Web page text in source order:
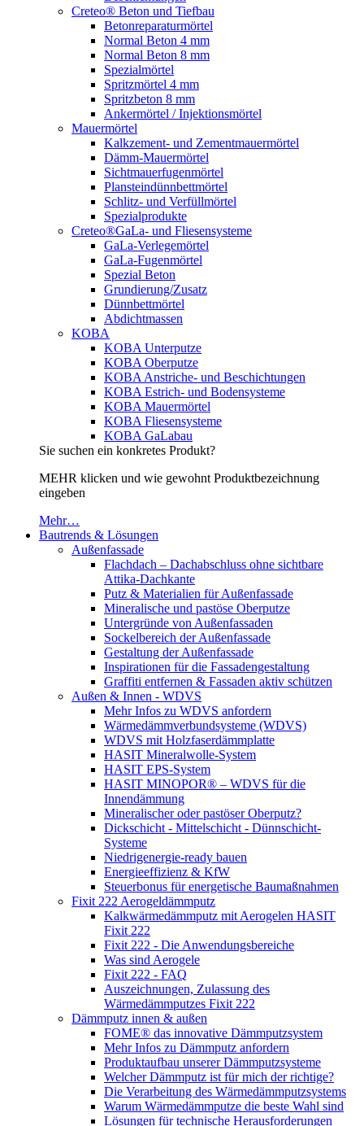
Creteo® Beton und Tiefbau
Betonreparaturmörtel
Normal Beton 4 mm
Normal Beton 8 mm
Spezialmörtel
Spritzmörtel 4 mm
Spritzbeton 8 mm
Ankermörtel / Injektionsmörtel
Mauermörtel
Kalkzement- und Zementmauermörtel
Dämm-Mauermörtel
Sichtmauerfugenmörtel
Plansteindünnbettmörtel
Schlitz- und Verfüllmörtel
Spezialprodukte
Creteo®GaLa- und Fliesensysteme
GaLa-Verlegemörtel
GaLa-Fugenmörtel
Spezial Beton
Grundierung/Zusatz
Dünnbettmörtel
Abdichtmassen
KOBA
KOBA Unterputze
KOBA Oberputze
KOBA Anstriche- und Beschichtungen
KOBA Estrich- und Bodensysteme
KOBA Mauermörtel
KOBA Fliesensysteme
KOBA GaLabau
Sie suchen ein konkretes Produkt?
MEHR klicken und wie gewohnt Produktbezeichnung
eingeben
Mehr…
Bautrends & Lösungen
Außenfassade
Flachdach – Dachabschluss ohne sichtbare
Attika-Dachkante
Putz & Materialien für Außenfassade
Mineralische und pastöse Oberputze
Untergründe von Außenfassaden
Sockelbereich der Außenfassade
Gestaltung der Außenfassade
Inspirationen für die Fassadengestaltung
Graffiti entfernen & Fassaden aktiv schützen
Außen & Innen - WDVS
Mehr Infos zu WDVS anfordern
Wärmedämmverbundsysteme (WDVS)
WDVS mit Holzfaserdämmplatte
HASIT Mineralwolle-System
HASIT EPS-System
HASIT MINOPOR® – WDVS für die
Innendämmung
Mineralischer oder pastöser Oberputz?
Dickschicht - Mittelschicht - Dünnschicht-
Systeme
Niedrigenergie-ready bauen
Energieeffizienz & KfW
Steuerbonus für energetische Baumaßnahmen
Fixit 222 Aerogeldämmputz
Kalkwärmedämmputz mit Aerogelen HASIT
Fixit 222
Fixit 222 - Die Anwendungsbereiche
Was sind Aerogele
Fixit 222 - FAQ
Auszeichnungen, Zulassung des
Wärmedämmputzes Fixit 222
Dämmputz innen & außen
FOME® das innovative Dämmputzsystem
Mehr Infos zu Dämmputz anfordern
Produktaufbau unserer Dämmputzsysteme
Welcher Dämmputz ist für mich der richtige?
Die Verarbeitung des Wärmedämmputzsystems
Warum Wärmedämmputze die beste Wahl sind
Lösungen für technische Herausforderungen